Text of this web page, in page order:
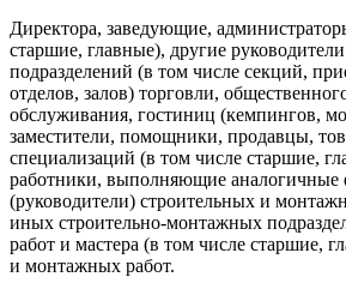
Директора, заведующие,
старшие, главные), другие
подразделений (в том числе секций,
отделов, залов) торговли,
обслуживания, гостиниц (кемпингов,
заместители, помощники, продавцы,
специализаций (в том числе старшие,
работники, выполняющие аналогичные
(руководители) строительных и
иных строительно-монтажных
работ и мастера (в том числе старшие,
и монтажных работ.